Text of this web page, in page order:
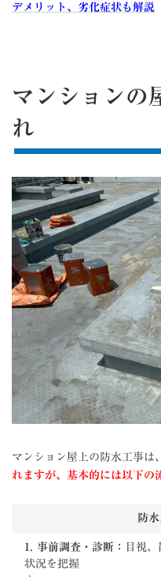
デメリット、劣化症状も解説
マンションの
れ
マンション屋上の防水工事は、
れますが、基本的には以下の
防
1. 事前調査・診断：
目視
状況を把握